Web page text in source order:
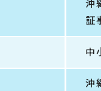
沖
証
中
沖